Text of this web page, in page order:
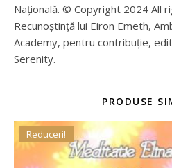
Națională. © Copyright 2024 All
Recunoștință lui Eiron Emeth,
Academy, pentru contribuție,
Serenity.
PRODUSE
Reduceri!